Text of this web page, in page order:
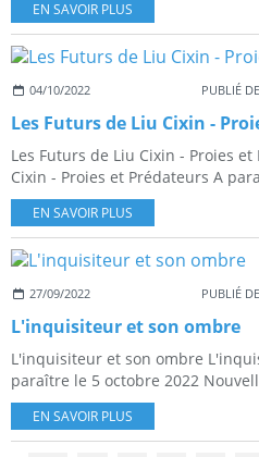
EN SAVOIR PLUS
04/10/2022 PUBLIÉ
Les Futurs de Liu Cixin -
Les Futurs de Liu Cixin - Proies
Cixin - Proies et Prédateurs A
EN SAVOIR PLUS
27/09/2022 PUBLIÉ
L'inquisiteur et son ombre
L'inquisiteur et son ombre
paraître le 5 octobre 2022
EN SAVOIR PLUS